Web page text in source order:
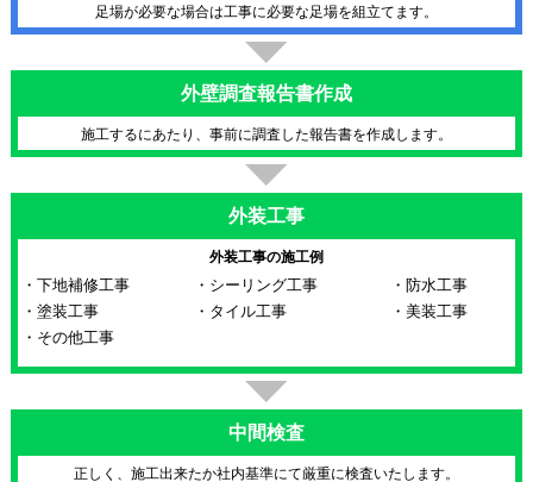
足場が必要な場合は工事に必要な足場を組立てます。
外壁調査報告書作成
施工するにあたり、事前に調査した報告書を作成します。
外装工事
外装工事の施工例
・下地補修工事 ・シーリング工事
・防水工事
・塗装工事
・タイル工事
・美装工事
・その他工事
中間検査
正しく、施工出来たか社内基準にて厳重に検査いたします。